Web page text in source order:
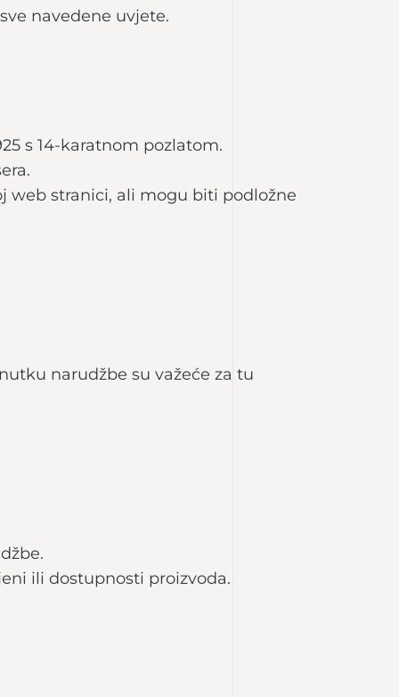
navedene uvjete.
s 14-karatnom pozlatom.
web stranici, ali mogu biti podložne
narudžbe su važeće za tu
ili dostupnosti proizvoda.